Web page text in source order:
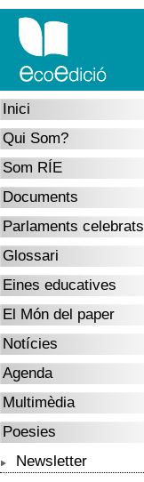
Inici
Qui Som?
Som RÍE
Documents
Parlaments celebrats
Glossari
Eines educatives
El Món del paper
Notícies
Agenda
Multimèdia
Poesies
Newsletter